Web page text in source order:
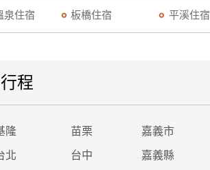
泉住宿 板橋住宿 平溪住宿
程
隆 苗栗 嘉義市
北 台中 嘉義縣